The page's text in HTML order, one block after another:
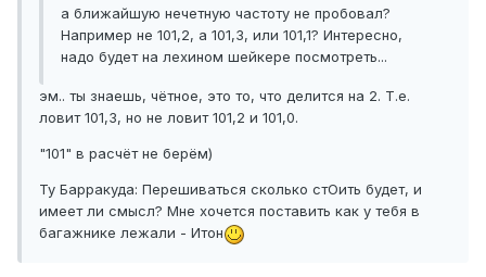
а ближайшую нечетную частоту не пробовал?
Например не 101,2, а 101,3, или 101,1? Интересно,
надо будет на лехином шейкере посмотреть...
эм.. ты знаешь, чётное, это то, что делится на 2. Т.е.
ловит 101,3, но не ловит 101,2 и 101,0.
"101" в расчёт не берём)
Ту Барракуда: Перешиваться сколько стОить будет, и
имеет ли смысл? Мне хочется поставить как у тебя в
багажнике лежали - Итон